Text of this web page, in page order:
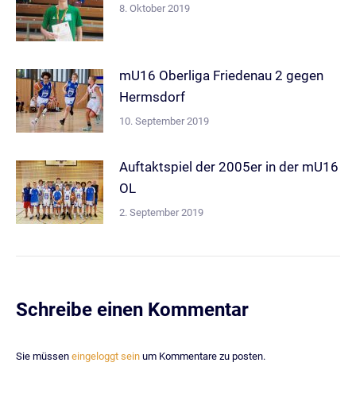
8. Oktober 2019
mU16 Oberliga Friedenau 2 gegen
Hermsdorf
10. September 2019
Auftaktspiel der 2005er in der mU16
OL
2. September 2019
Schreibe einen Kommentar
Sie müssen eingeloggt sein um Kommentare zu posten.